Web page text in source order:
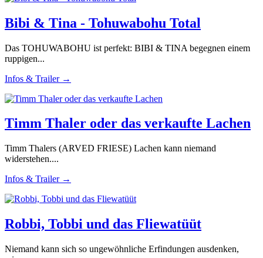
Bibi & Tina - Tohuwabohu Total
Das TOHUWABOHU ist perfekt: BIBI & TINA begegnen einem
ruppigen...
Infos & Trailer →
Timm Thaler oder das verkaufte Lachen
Timm Thalers (ARVED FRIESE) Lachen kann niemand
widerstehen....
Infos & Trailer →
Robbi, Tobbi und das Fliewatüüt
Niemand kann sich so ungewöhnliche Erfindungen ausdenken,